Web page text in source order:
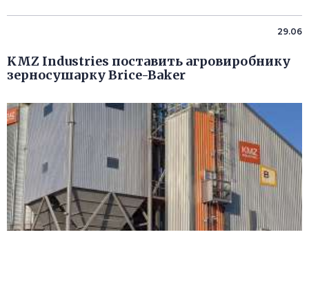
29.06
KMZ Industries поставить агровиробнику
зерносушарку Brice-Baker